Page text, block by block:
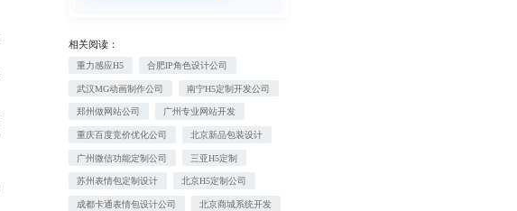
相关阅读：
重力感应H5 合肥IP角色设计公司
武汉MG动画制作公司 南宁H5定制开发公司
郑州做网站公司 广州专业网站开发
重庆百度竞价优化公司 北京新品包装设计
广州微信功能定制公司 三亚H5定制
苏州表情包定制设计 北京H5定制公司
成都卡通表情包设计公司 北京商城系统开发